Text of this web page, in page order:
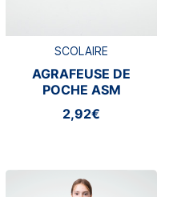
SCOLAIRE
AGRAFEUSE DE
POCHE ASM
CLERMONT
2,92€